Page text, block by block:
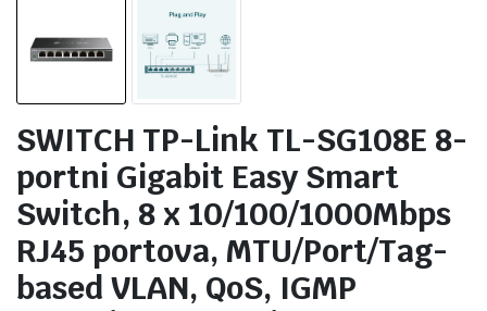
SWITCH TP-Link TL-SG108E 8-
portni Gigabit Easy Smart
Switch, 8 x 10/100/1000Mbps
RJ45 portova, MTU/Port/Tag-
based VLAN, QoS, IGMP